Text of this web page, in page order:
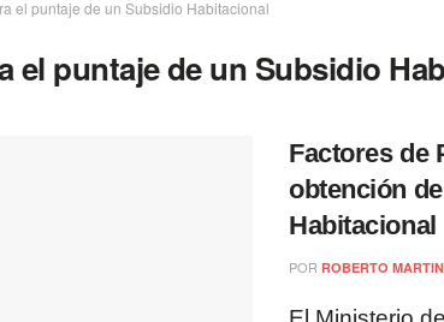
el puntaje de un Subsidio Habitacional
el puntaje de un Subsidio
Factores de
obtención
Habitacional
POR ROBERTO